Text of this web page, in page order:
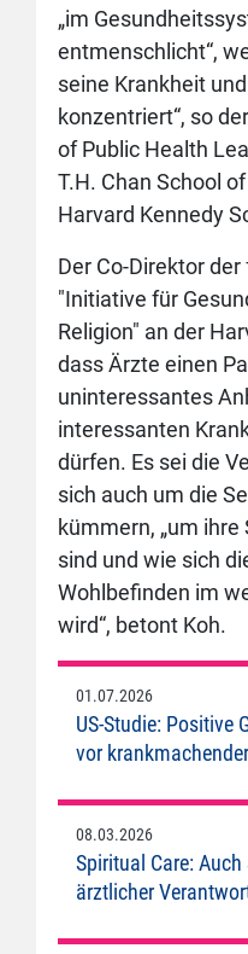
„im
entmenschlicht“,
seine Krankheit
konzentriert“, so
of Public Health
T.H. Chan School
Harvard Kennedy
Der Co-Direktor
"Initiative für
Religion" an der
dass Ärzte einen
uninteressantes
interessanten
dürfen. Es sei die
sich auch um die
kümmern, „um
sind und wie sich
Wohlbefinden im
wird“, betont Koh.
01.07.2026
US-Studie: Positive
vor
08.03.2026
Spiritual Care: Auch
ärztlicher